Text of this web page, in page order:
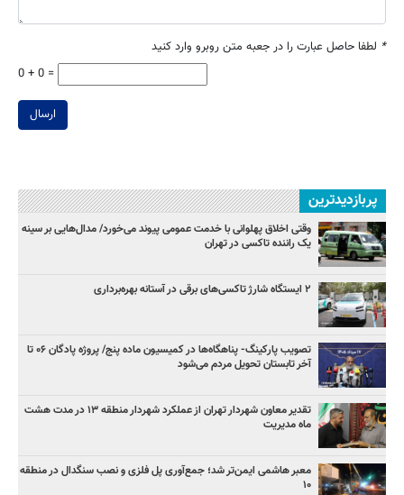
* لطفا حاصل عبارت را در جعبه متن روبرو وارد کنید
0 + 0 =
ارسال
پربازدیدترین
وقتی اخلاق پهلوانی با خدمت عمومی پیوند می‌خورد/ مدال‌هایی بر سینه
یک راننده تاکسی در تهران
۲ ایستگاه شارژ تاکسی‌های برقی در آستانه بهره‌برداری
تصویب پارکینگ- پناهگاه‌ها در کمیسیون ماده پنج/ پروژه پادگان ۰۶ تا
آخر تابستان تحویل مردم می‌شود
تقدیر معاون شهردار تهران از عملکرد شهردار منطقه ۱۳ در مدت هشت
ماه مدیریت
معبر هاشمی ایمن‌تر شد؛ جمع‌آوری پل فلزی و نصب سنگدال در منطقه
۱۰